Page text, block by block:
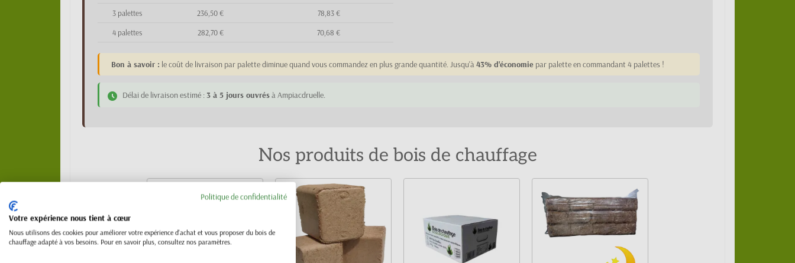
3 palettes 236,50 € 78,83 €
4 palettes 282,70 € 70,68 €
Bon à savoir : le coût de livraison par palette diminue quand vous commandez en plus grande quantité. Jusqu'à43% d'économie par palette en commandant 4 palettes !
Délai de livraison estimé : 3 à 5 jours ouvrésà Ampiacdruelle.
Nos produits de bois de chauffage
Politique de confidentialité
Votre expérience nous tient à cœur
Nous utilisons des cookies pour améliorer votre expérience d'achat et vous proposer du bois de
chauffage adapté à vos besoins. Pour en savoir plus, consultez nos paramètres.